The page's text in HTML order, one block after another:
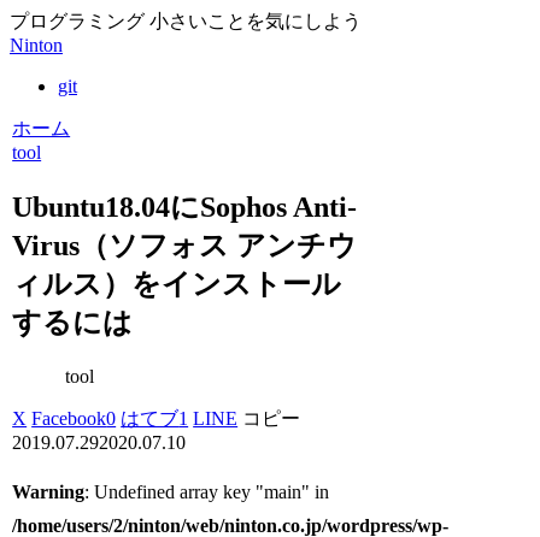
プログラミング 小さいことを気にしよう
Ninton
git
ホーム
tool
Ubuntu18.04にSophos Anti-
Virus（ソフォス アンチウ
ィルス）をインストール
するには
tool
X Facebook0 はてブ1 LINE コピー
2019.07.292020.07.10
Warning: Undefined array key "main" in
/home/users/2/ninton/web/ninton.co.jp/wordpress/wp-